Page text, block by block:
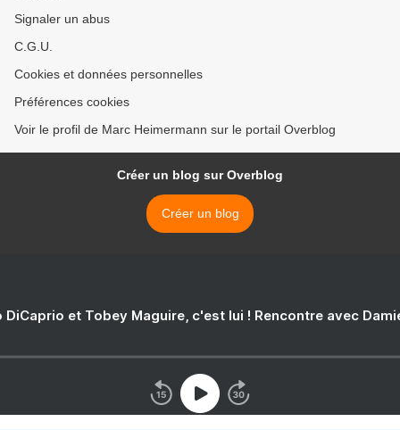
Signaler un abus
C.G.U.
Cookies et données personnelles
Préférences cookies
Voir le profil de Marc Heimermann sur le portail Overblog
Créer un blog sur Overblog
Créer un blog
DiCaprio et Tobey Maguire, c'est lui ! Rencontre avec